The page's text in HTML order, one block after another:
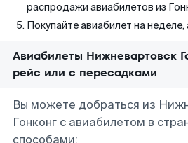
распродажи авиабилетов из
Покупайте авиабилет на
Авиабилеты Нижневартовск
рейс или с пересадками
Вы можете добраться из
Гонконг с авиабилетом в
способами: